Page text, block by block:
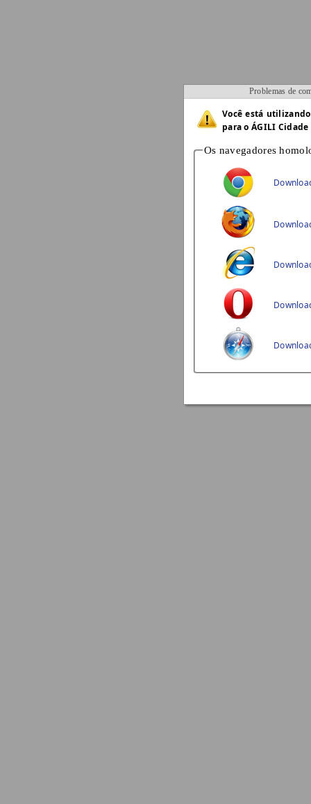
Problemas de
Você está
para o ÁGILI
Os navegadores